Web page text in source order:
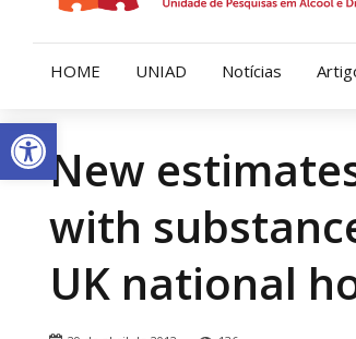
Open toolbar
HOME UNIAD
Quem Somos
Nossa História
Diretoria
Notícias
New
with
UK national